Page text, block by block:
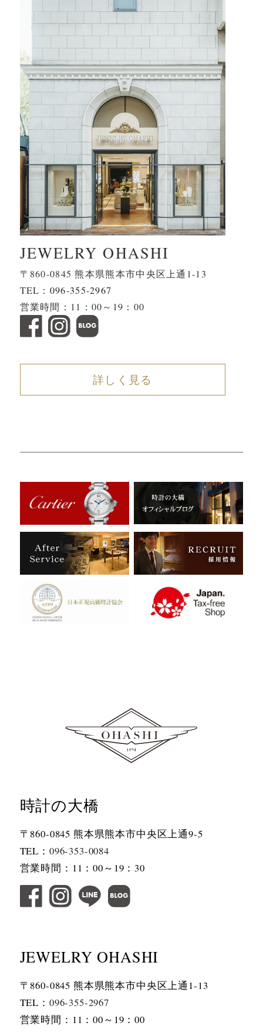
JEWELRY OHASHI
〒860-0845 熊本県熊本市中央区上通1-13
TEL： 096-355-2967
営業時間：11：00～19：00
詳しく見る
時計の大橋
〒860-0845 熊本県熊本市中央区上通9-5
TEL： 096-353-0084
営業時間：11：00～19：30
JEWELRY OHASHI
〒860-0845 熊本県熊本市中央区上通1-13
TEL： 096-355-2967
営業時間：11：00～19：00